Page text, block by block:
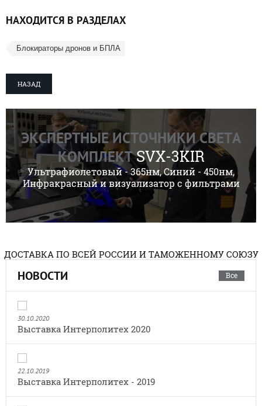
НАХОДИТСЯ В РАЗДЕЛАХ
Блокираторы дронов и БПЛА
НАЗАД
ЭКСПЕРТНЫЕ ИСТОЧНИКИ СВЕТА
КОМПЛЕКТSVX-3KIR
Ультрафиолетовый - 365нм, Синий - 450нм,
Инфракрасный и визуализатор с фильтрами
ДОСТАВКА ПО ВСЕЙ РОССИИ И ТАМОЖЕННОМУ СОЮЗУ
НОВОСТИ Все
30.10.2020
Выставка Интерполитех 2020
22.10.2019
Выставка Интерполитех - 2019